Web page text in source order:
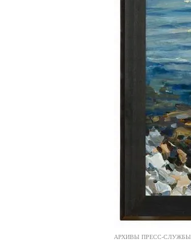
АРХИВЫ ПРЕСС-СЛУЖБЫ